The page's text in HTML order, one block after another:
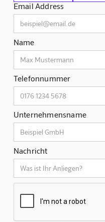
Email Address
Name
Telefonnummer
Unternehmensname
Nachricht